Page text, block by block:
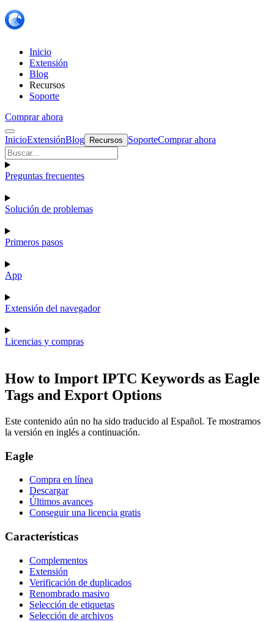
Inicio
Extensión
Blog
Recursos
Soporte
Comprar ahora
InicioExtensiónBlog Recursos SoporteComprar ahora
Preguntas frecuentes
Solución de problemas
Primeros pasos
App
Extensión del navegador
Licencias y compras
How to Import IPTC Keywords as Eagle
Tags and Export Options
Este contenido aún no ha sido traducido al Español. Te mostramos
la versión en inglés a continuación.
Eagle
Compra en línea
Descargar
Últimos avances
Conseguir una licencia gratis
Características
Complementos
Extensión
Verificación de duplicados
Renombrado masivo
Selección de etiquetas
Selección de archivos